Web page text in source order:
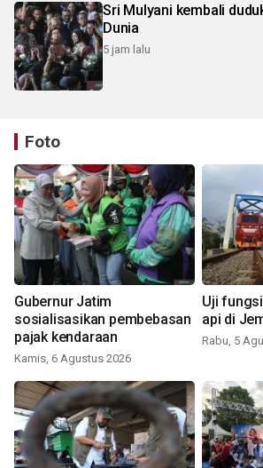
Sri Mulyani kembali
Dunia
5 jam lalu
Foto
Gubernur Jatim
sosialisasikan pembebasan
pajak kendaraan
Kamis, 6 Agustus 2026
Uji
api di
Rabu, 5